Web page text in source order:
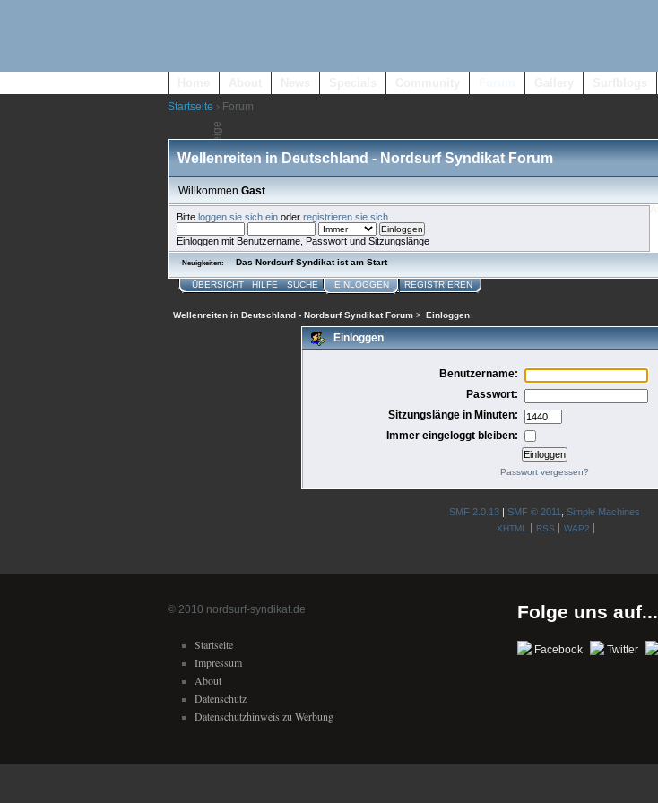
Startseite › Forum
Wellenreiten in Deutschland - Nordsurf Syndikat Forum
WillkommenGast
Bitte loggen sie sich einoder registrieren sie sich.
Einloggen mit Benutzername, Passwort und Sitzungslänge
Neuigkeiten: Das Nordsurf Syndikat ist am Start
ÜBERSICHT HILFE SUCHE EINLOGGEN REGISTRIEREN
Wellenreiten in Deutschland - Nordsurf Syndikat Forum > Einloggen
Einloggen
Benutzername:
Passwort:
Sitzungslänge in Minuten:
Immer eingeloggt bleiben:
Passwort vergessen?
SMF 2.0.13| SMF © 2011 Simple Machines
XHTML RSS WAP2
© 2010 nordsurf-syndikat.de
Startseite
Impressum
About
Datenschutz
Datenschutzhinweis zu Werbung
Folge uns auf...
Facebook Twitter